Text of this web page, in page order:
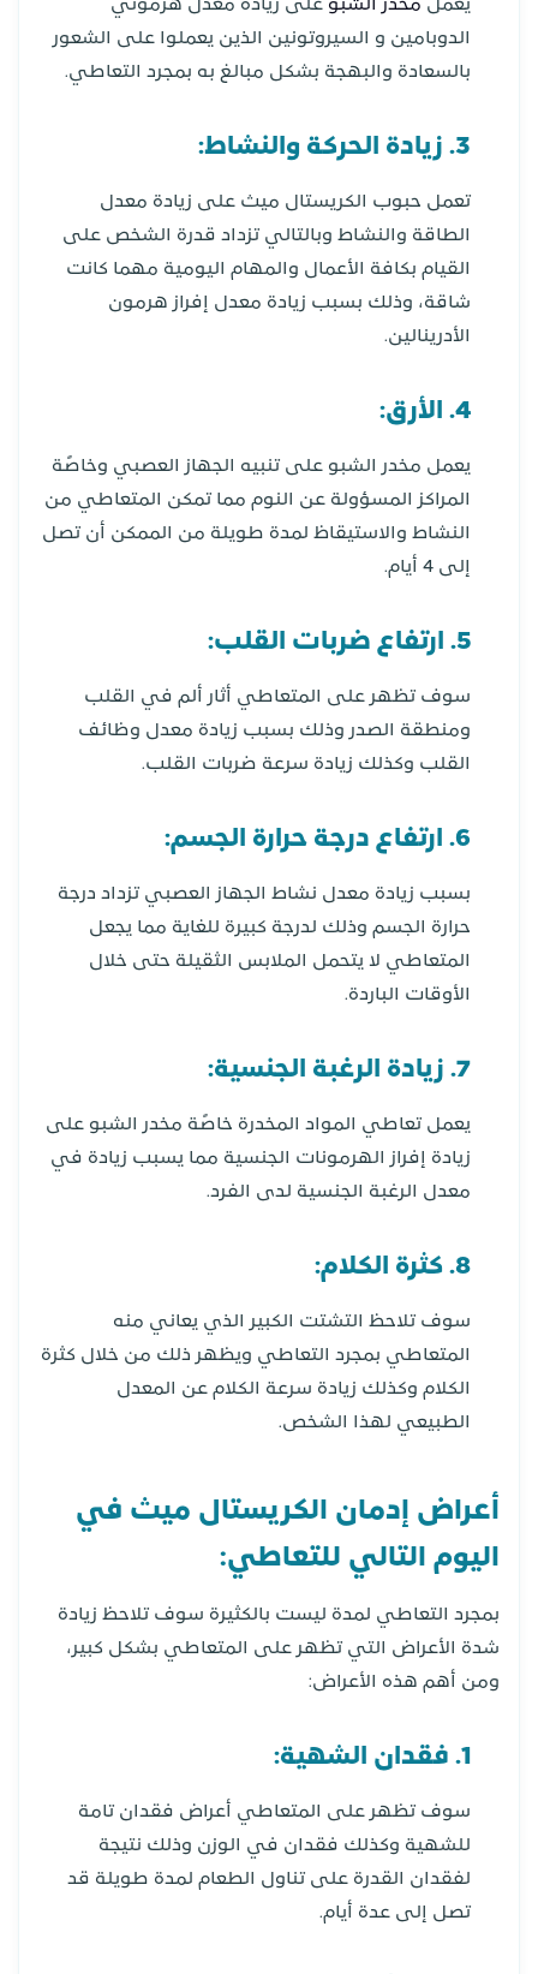
يعمل مخدر الشبو على زيادة معدل هرموني
الدوبامين و السيروتونين الذين يعملوا على الشعور
بالسعادة والبهجة بشكل مبالغ به بمجرد التعاطي.
3. زيادة الحركة والنشاط:
تعمل حبوب الكريستال ميث على زيادة معدل
الطاقة والنشاط وبالتالي تزداد قدرة الشخص على
القيام بكافة الأعمال والمهام اليومية مهما كانت
شاقة، وذلك بسبب زيادة معدل إفراز هرمون
الأدرينالين.
4. الأرق:
يعمل مخدر الشبو على تنبيه الجهاز العصبي وخاصًة
المراكز المسؤولة عن النوم مما تمكن المتعاطي من
النشاط والاستيقاظ لمدة طويلة من الممكن أن تصل
إلى 4 أيام.
5. ارتفاع ضربات القلب:
سوف تظهر على المتعاطي أثار ألم في القلب
ومنطقة الصدر وذلك بسبب زيادة معدل وظائف
القلب وكذلك زيادة سرعة ضربات القلب.
6. ارتفاع درجة حرارة الجسم:
بسبب زيادة معدل نشاط الجهاز العصبي تزداد درجة
حرارة الجسم وذلك لدرجة كبيرة للغاية مما يجعل
المتعاطي لا يتحمل الملابس الثقيلة حتى خلال
الأوقات الباردة.
7. زيادة الرغبة الجنسية:
يعمل تعاطي المواد المخدرة خاصًة مخدر الشبو على
زيادة إفراز الهرمونات الجنسية مما يسبب زيادة في
معدل الرغبة الجنسية لدى الفرد.
8. كثرة الكلام:
سوف تلاحظ التشتت الكبير الذي يعاني منه
المتعاطي بمجرد التعاطي ويظهر ذلك من خلال كثرة
الكلام وكذلك زيادة سرعة الكلام عن المعدل
الطبيعي لهذا الشخص.
أعراض إدمان الكريستال ميث في
اليوم التالي للتعاطي:
بمجرد التعاطي لمدة ليست بالكثيرة سوف تلاحظ زيادة
شدة الأعراض التي تظهر على المتعاطي بشكل كبير،
ومن أهم هذه الأعراض:
1. فقدان الشهية:
سوف تظهر على المتعاطي أعراض فقدان تامة
للشهية وكذلك فقدان في الوزن وذلك نتيجة
لفقدان القدرة على تناول الطعام لمدة طويلة قد
تصل إلى عدة أيام.